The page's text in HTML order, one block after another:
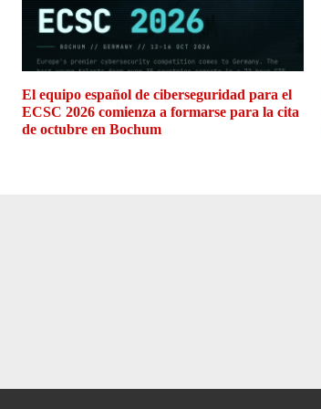
El equipo español de ciberseguridad para el
ECSC 2026 comienza a formarse para la cita
de octubre en Bochum